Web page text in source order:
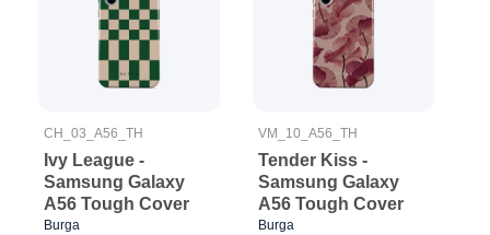
CH_03_A56_TH
Ivy League -
Samsung Galaxy
A56 Tough Cover
Burga
VM_10_A56_TH
Tender Kiss -
Samsung Galaxy
A56 Tough Cover
Burga